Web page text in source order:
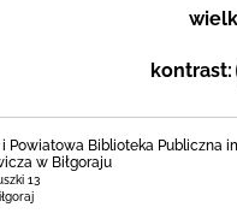
kontrast:
i Powiatowa Biblioteka Publiczna
w Biłgoraju
13